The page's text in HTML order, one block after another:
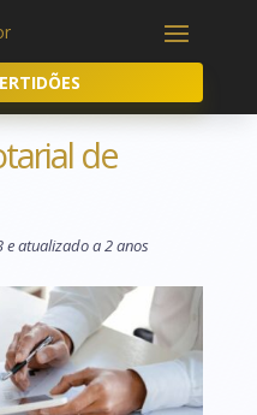
de
e atualizado a 2 anos